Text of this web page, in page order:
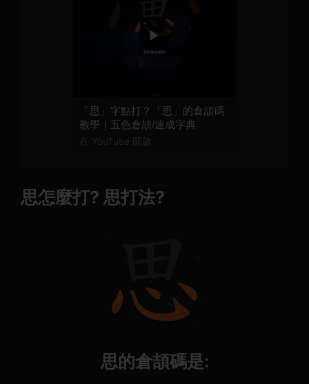
▶
「思」字點打？「思」的倉頡碼
教學｜五色倉頡/速成字典
在 YouTube 開啟
思怎麼打? 思打法?
思的倉頡碼是: